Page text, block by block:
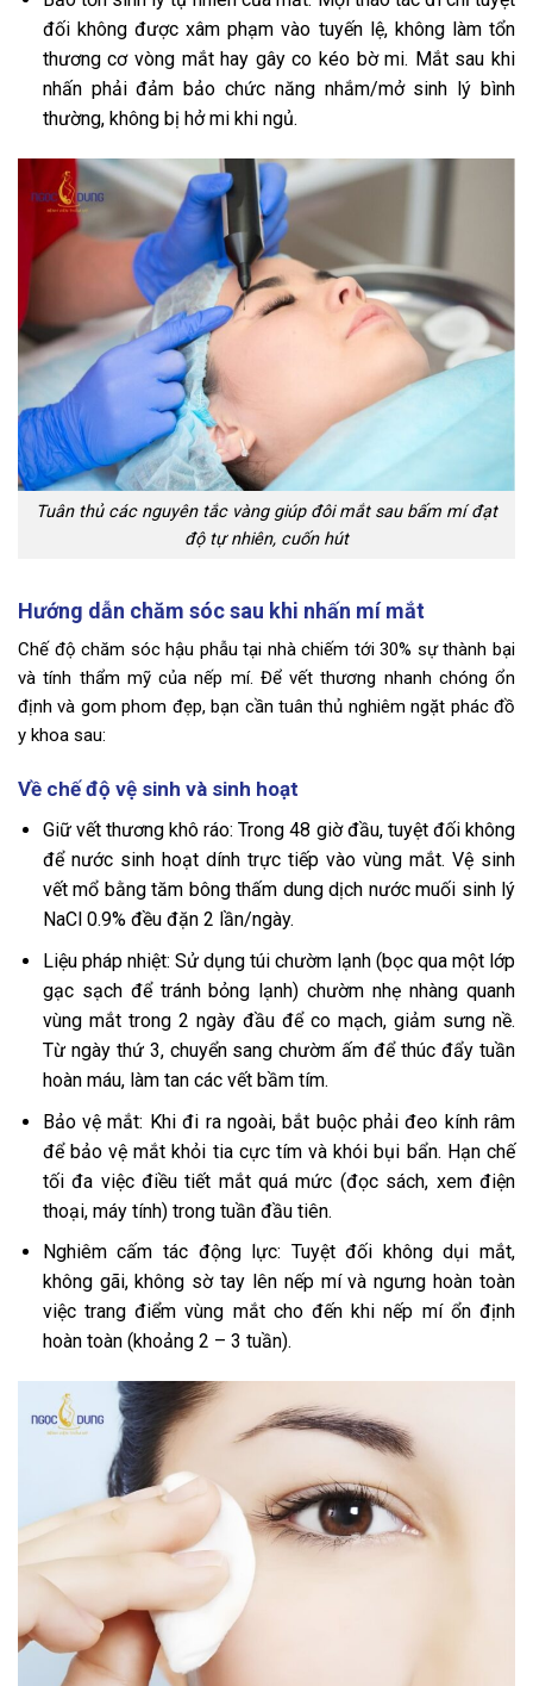
đối không được xâm phạm vào tuyến lệ, không làm tổn
thương cơ vòng mắt hay gây co kéo bờ mi. Mắt sau khi
nhấn phải đảm bảo chức năng nhắm/mở sinh lý bình
thường, không bị hở mi khi ngủ.
Tuân thủ các nguyên tắc vàng giúp đôi mắt sau bấm mí đạt
độ tự nhiên, cuốn hút
Hướng dẫn chăm sóc sau khi nhấn mí mắt
Chế độ chăm sóc hậu phẫu tại nhà chiếm tới 30% sự thành bại
và tính thẩm mỹ của nếp mí. Để vết thương nhanh chóng ổn
định và gom phom đẹp, bạn cần tuân thủ nghiêm ngặt phác đồ
y khoa sau:
Về chế độ vệ sinh và sinh hoạt
Giữ vết thương khô ráo: Trong 48 giờ đầu, tuyệt đối không
để nước sinh hoạt dính trực tiếp vào vùng mắt. Vệ sinh
vết mổ bằng tăm bông thấm dung dịch nước muối sinh lý
NaCl 0.9% đều đặn 2 lần/ngày.
Liệu pháp nhiệt: Sử dụng túi chườm lạnh (bọc qua một lớp
gạc sạch để tránh bỏng lạnh) chườm nhẹ nhàng quanh
vùng mắt trong 2 ngày đầu để co mạch, giảm sưng nề.
Từ ngày thứ 3, chuyển sang chườm ấm để thúc đẩy tuần
hoàn máu, làm tan các vết bầm tím.
Bảo vệ mắt: Khi đi ra ngoài, bắt buộc phải đeo kính râm
để bảo vệ mắt khỏi tia cực tím và khói bụi bẩn. Hạn chế
tối đa việc điều tiết mắt quá mức (đọc sách, xem điện
thoại, máy tính) trong tuần đầu tiên.
Nghiêm cấm tác động lực: Tuyệt đối không dụi mắt,
không gãi, không sờ tay lên nếp mí và ngưng hoàn toàn
việc trang điểm vùng mắt cho đến khi nếp mí ổn định
hoàn toàn (khoảng 2 – 3 tuần).